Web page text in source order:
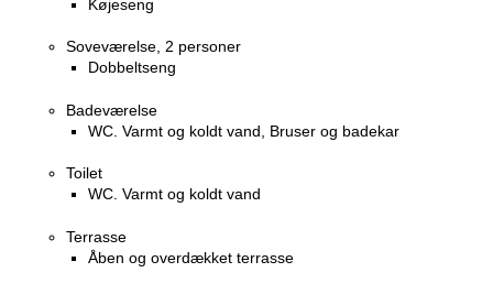
Køjeseng
Soveværelse, 2 personer
Dobbeltseng
Badeværelse
WC. Varmt og koldt vand, Bruser og badekar
Toilet
WC. Varmt og koldt vand
Terrasse
Åben og overdækket terrasse